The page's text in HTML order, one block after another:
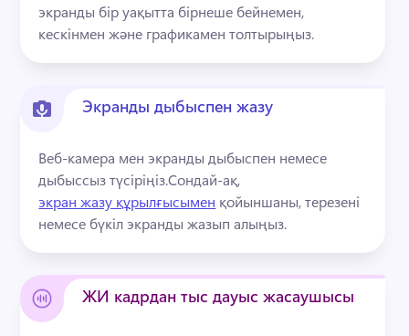
экранды бір уақытта бірнеше бейнемен,
кескінмен және графикамен толтырыңыз.
Экранды дыбыспен жазу
Веб-камера мен экранды дыбыспен немесе
дыбыссыз түсіріңіз.Сондай-ақ,
экран жазу құрылғысымен қойыншаны, терезені
немесе бүкіл экранды жазып алыңыз.
ЖИ кадрдан тыс дауыс жасаушысы